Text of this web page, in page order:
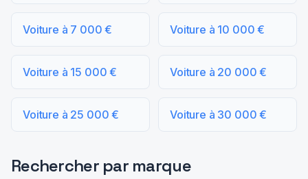
Voiture à 7 000 € Voiture à 10 000 €
Voiture à 15 000 € Voiture à 20 000 €
Voiture à 25 000 € Voiture à 30 000 €
Rechercher par marque